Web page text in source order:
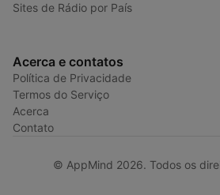
Sites de Rádio por País
Acerca e contatos
Política de Privacidade
Termos do Serviço
Acerca
Contato
© AppMind 2026. Todos os